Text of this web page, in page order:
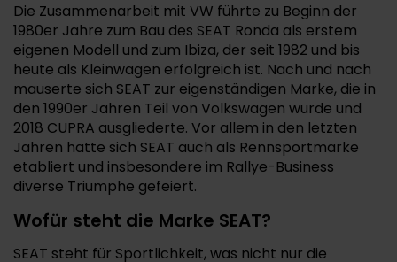
Die Zusammenarbeit mit VW führte zu Beginn der
1980er Jahre zum Bau des SEAT Ronda als erstem
eigenen Modell und zum Ibiza, der seit 1982 und bis
heute als Kleinwagen erfolgreich ist. Nach und nach
mauserte sich SEAT zur eigenständigen Marke, die in
den 1990er Jahren Teil von Volkswagen wurde und
2018 CUPRA ausgliederte. Vor allem in den letzten
Jahren hatte sich SEAT auch als Rennsportmarke
etabliert und insbesondere im Rallye-Business
diverse Triumphe gefeiert.
Wofür steht die Marke SEAT?
SEAT steht für Sportlichkeit, was nicht nur die